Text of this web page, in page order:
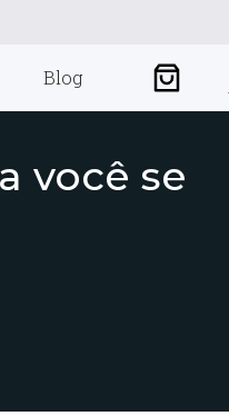
Blog
você se